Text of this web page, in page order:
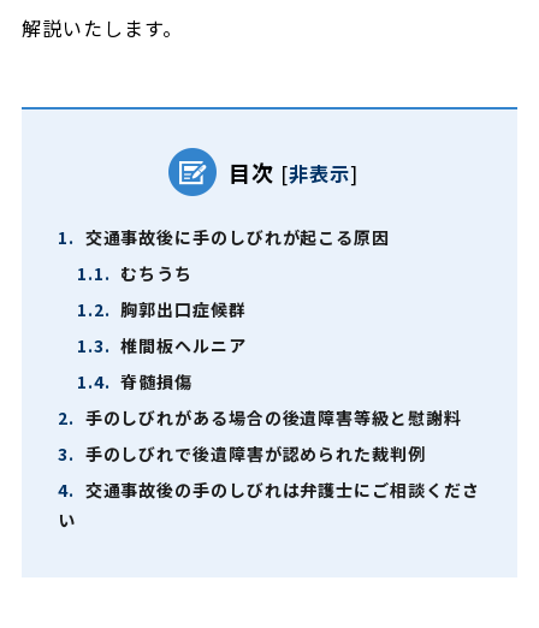
解説いたします。
目次 [非表示]
1. 交通事故後に手のしびれが起こる原因
1.1. むちうち
1.2. 胸郭出口症候群
1.3. 椎間板ヘルニア
1.4. 脊髄損傷
2. 手のしびれがある場合の後遺障害等級と慰謝料
3. 手のしびれで後遺障害が認められた裁判例
4. 交通事故後の手のしびれは弁護士にご相談くださ
い